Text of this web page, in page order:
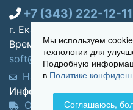
+7 (343) 222-12-11
г. Екатеринбург, ул.
Время работы: Пн-пт
soft@asp-partners.ru
Написать нам
Информация для
Оплата и доставка
Мы используем
технологии для
Подробную
в Политике
Соглашаюсь,